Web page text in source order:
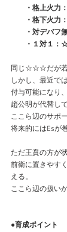
・格上火力
・格下火力
・対デバフ
・１対１
同じ☆☆☆だが若
しかし、最近で
付与可能になり
趙公明が代替し
ここら辺のサポ
将来的にはEsが
ただ王賁の方が
前衛に置きやす
える。
ここら辺の扱い
●育成ポイント